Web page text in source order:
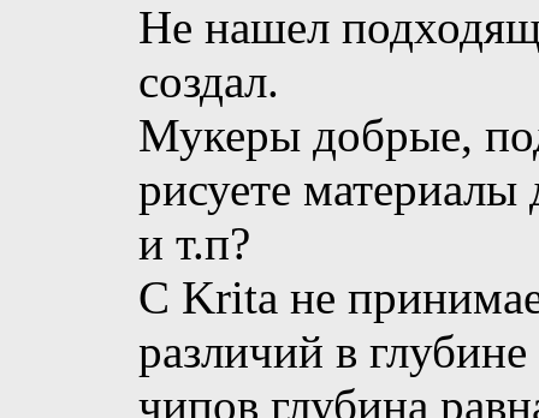
Не нашел
создал.
Мукеры добрые,
рисуете
и т.п?
С Krita не
различий в
чипов глубина